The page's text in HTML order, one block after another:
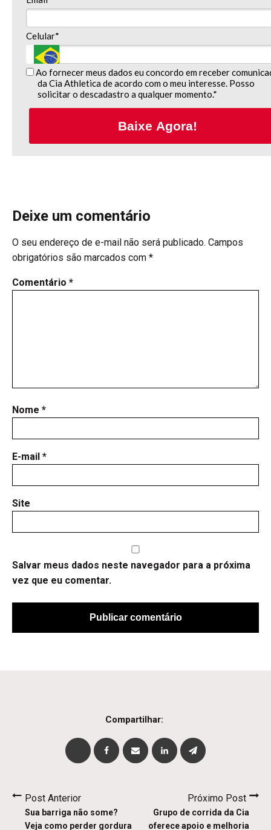
Celular*
Ao fornecer meus dados eu concordo em receber
da Cia Athletica de acordo com o meu interesse. Posso
solicitar o descadastro a qualquer momento.*
Baixe Agora!
Deixe um comentário
O seu endereço de e-mail não será publicado. Campos
obrigatórios são marcados com *
Comentário *
Nome *
E-mail *
Site
Salvar meus dados neste navegador para a próxima
vez que eu comentar.
Compartilhar:
Post Anterior
Sua barriga não some?
Veja como perder gordura
Próximo Post
Grupo de corrida da Cia
oferece apoio e melhoria